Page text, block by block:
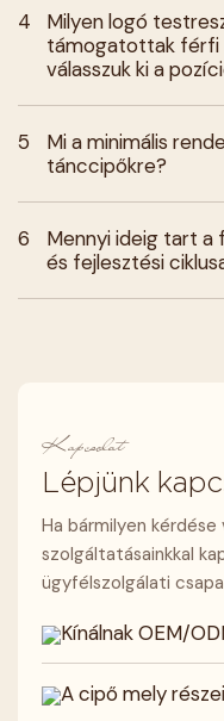
4
Milyen logó
támogatottak férfi
válasszuk ki a
5
Mi a minimális
tánccipőkre?
6
Mennyi ideig tart
és fejlesztési
Kapcsolat
Lépjünk
Ha bármilyen
szolgáltatásainkkal
ügyfélszolgálati
Kínálnak OEM/
A cipő mely